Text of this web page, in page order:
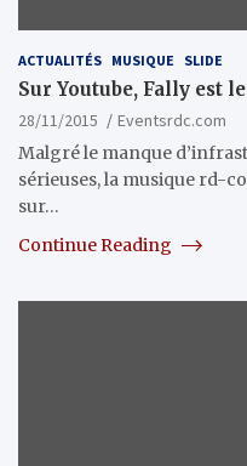
ACTUALITÉS MUSIQUE SLIDE
Sur Youtube, Fally est
28/11/2015
Eventsrdc.com
Malgré le manque
sérieuses, la musique rd-
sur…
Continue Reading